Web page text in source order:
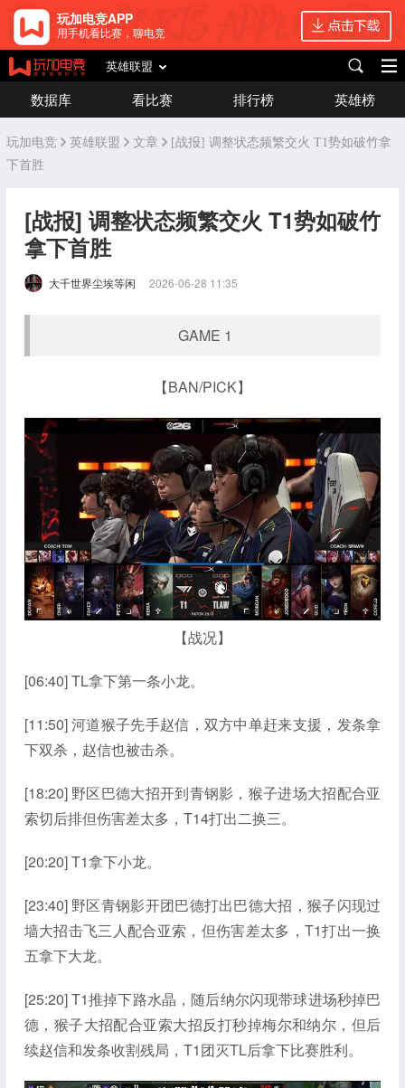
玩加电竞APP
用手机看比赛，聊电竞
英雄联盟
数据库 看比赛 排行榜 英雄榜
玩加电竞 英雄联盟 文章
[战报] 调整状态频繁交火 T1势如破竹拿
下首胜
[战报] 调整状态频繁交火 T1势如破竹
拿下首胜
大千世界尘埃等闲 2026-06-28 11:35
GAME 1
【BAN/PICK】
【战况】
[06:40] TL拿下第一条小龙。
[11:50] 河道猴子先手赵信，双方中单赶来支援，发条拿
下双杀，赵信也被击杀。
[18:20] 野区巴德大招开到青钢影，猴子进场大招配合亚
索切后排但伤害差太多，T14打出二换三。
[20:20] T1拿下小龙。
[23:40] 野区青钢影开团巴德打出巴德大招，猴子闪现过
墙大招击飞三人配合亚索，但伤害差太多，T1打出一换
五拿下大龙。
[25:20] T1推掉下路水晶，随后纳尔闪现带球进场秒掉巴
德，猴子大招配合亚索大招反打秒掉梅尔和纳尔，但后
续赵信和发条收割残局，T1团灭TL后拿下比赛胜利。